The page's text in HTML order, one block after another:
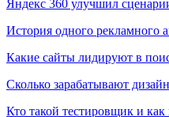
Яндекс 360 улучшил
История одного рекламного
Какие сайты лидируют в
Сколько зарабатывают
Кто такой тестировщик и как